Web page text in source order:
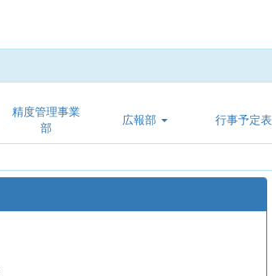
精度管理事業
部
広報部 行事予定表